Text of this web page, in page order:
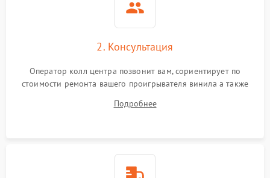
2. Консультация
Оператор колл центра позвонит вам, сориентирует по
стоимости ремонта вашего проигрывателя винила а также
Подробнее